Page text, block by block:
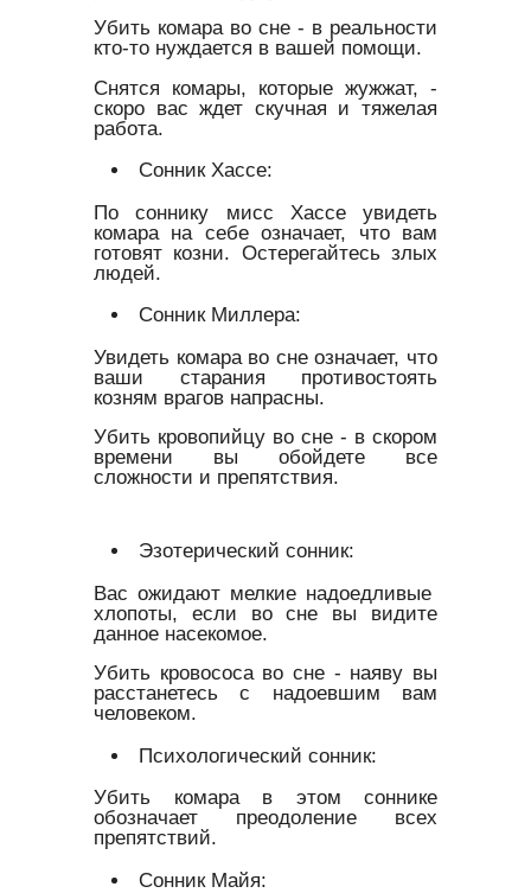
Убить комара во сне - в реальности
кто-то нуждается в вашей помощи.
Снятся комары, которые жужжат, -
скоро вас ждет скучная и тяжелая
работа.
Сонник Хассе:
По соннику мисс Хассе увидеть
комара на себе означает, что вам
готовят козни. Остерегайтесь злых
людей.
Сонник Миллера:
Увидеть комара во сне означает, что
ваши старания противостоять
козням врагов напрасны.
Убить кровопийцу во сне - в скором
времени вы обойдете все
сложности и препятствия.
Эзотерический сонник:
Вас ожидают мелкие надоедливые
хлопоты, если во сне вы видите
данное насекомое.
Убить кровососа во сне - наяву вы
расстанетесь с надоевшим вам
человеком.
Психологический сонник:
Убить комара в этом соннике
обозначает преодоление всех
препятствий.
Сонник Майя: